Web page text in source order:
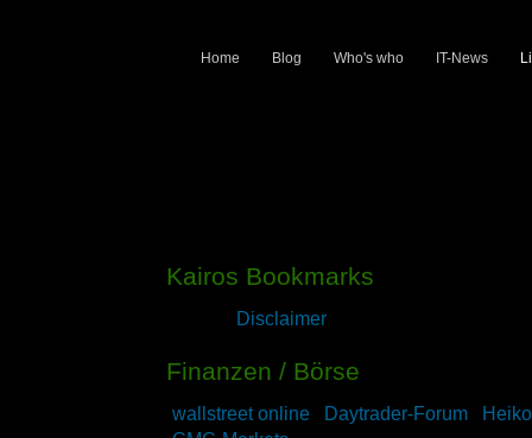
Home Blog Who's who IT-News
Kairos Bookmarks
Disclaimer
Finanzen / Börse
wallstreet online Daytrader-Forum